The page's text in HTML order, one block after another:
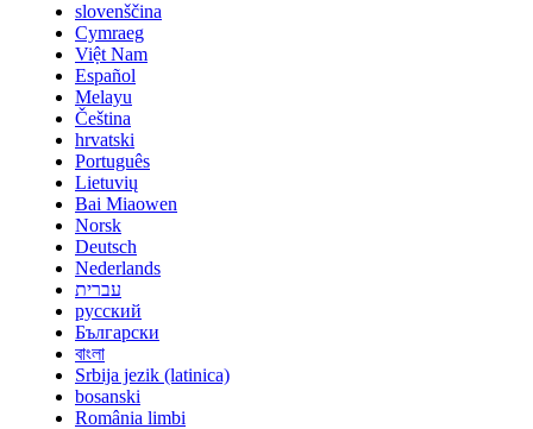
slovenščina
Cymraeg
Việt Nam
Español
Melayu
Čeština
hrvatski
Português
Lietuvių
Bai Miaowen
Norsk
Deutsch
Nederlands
עברית
русский
Български
বাংলা
Srbija jezik (latinica)
bosanski
România limbi